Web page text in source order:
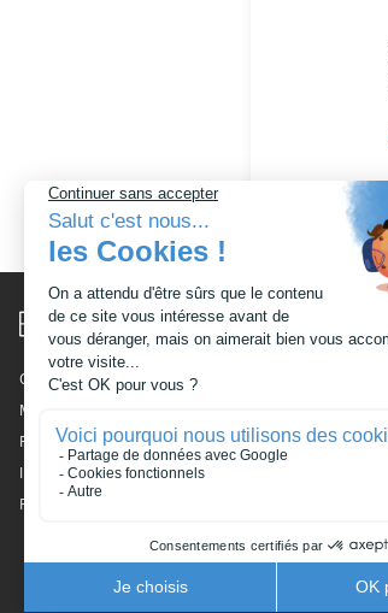
Conditions générales de vente
Mentions légales
Foire Aux Questions
Infos Easy Monneret
Formation par région